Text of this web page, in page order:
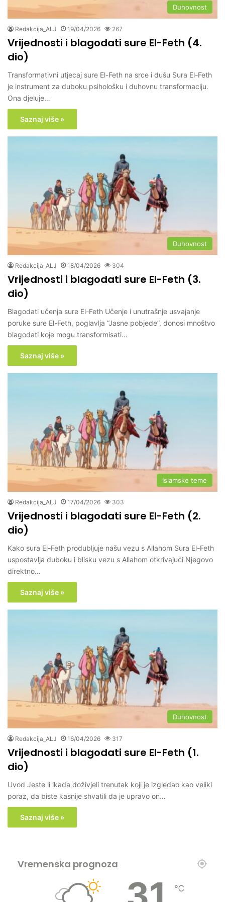
Duhovnost
Redakcija_ALJ 19/04/2026 267
Vrijednosti i blagodati sure El-Feth (4.
dio)
Transformativni utjecaj sure El-Feth na srce i dušu Sura El-Feth
je instrument za duboku psihološku i duhovnu transformaciju.
Ona djeluje…
Saznaj više »
Duhovnost
Redakcija_ALJ 18/04/2026 304
Vrijednosti i blagodati sure El-Feth (3.
dio)
Blagodati učenja sure El-Feth Učenje i unutrašnje usvajanje
poruke sure El-Feth, poglavlja “Jasne pobjede”, donosi mnoštvo
blagodati koje mogu transformisati…
Saznaj više »
Islamske teme
Redakcija_ALJ 17/04/2026 303
Vrijednosti i blagodati sure El-Feth (2.
dio)
Kako sura El-Feth produbljuje našu vezu s Allahom Sura El-Feth
uspostavlja duboku i blisku vezu s Allahom otkrivajući Njegovo
direktno…
Saznaj više »
Duhovnost
Redakcija_ALJ 16/04/2026 317
Vrijednosti i blagodati sure El-Feth (1.
dio)
Uvod Jeste li ikada doživjeli trenutak koji je izgledao kao veliki
poraz, da biste kasnije shvatili da je upravo on…
Saznaj više »
Vremenska prognoza
℃